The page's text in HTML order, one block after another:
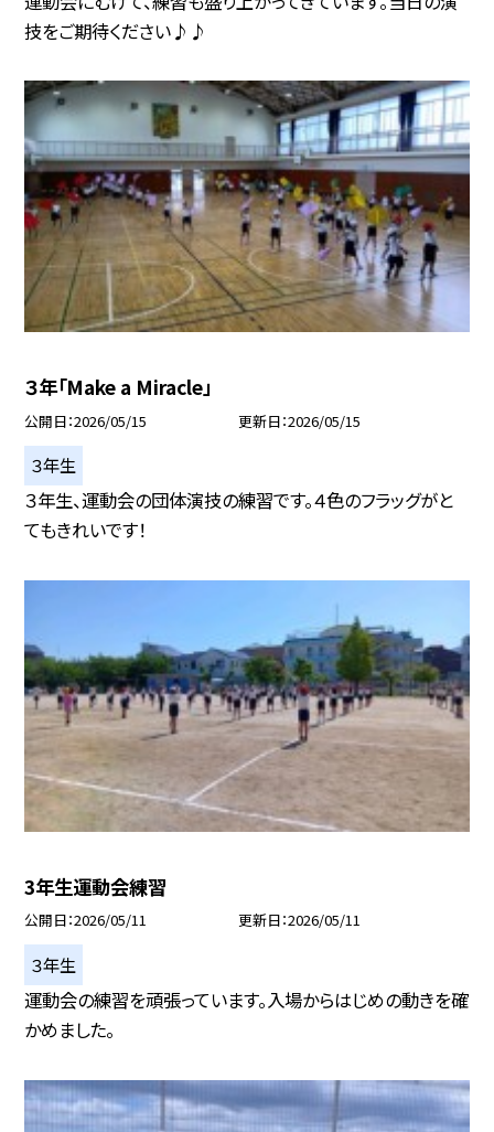
技をご期待ください♪♪
３年「Make a Miracle」
公開日 2026/05/15 更新日 2026/05/15
３年生
３年生、運動会の団体演技の練習です。４色のフラッグがと
てもきれいです！
3年生運動会練習
公開日 2026/05/11 更新日 2026/05/11
３年生
運動会の練習を頑張っています。入場からはじめの動きを確
かめました。